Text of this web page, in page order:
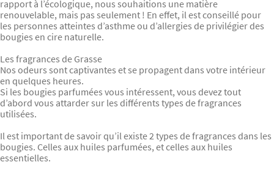
rapport à l’écologique, nous souhaitions une matière
renouvelable, mais pas seulement ! En effet, il est conseillé pour
les personnes atteintes d’asthme ou d’allergies de privilégier des
bougies en cire naturelle.
Les fragrances de Grasse
Nos odeurs sont captivantes et se propagent dans votre intérieur
en quelques heures.
Si les bougies parfumées vous intéressent, vous devez tout
d’abord vous attarder sur les différents types de fragrances
utilisées.
Il est important de savoir qu’il existe 2 types de fragrances dans les
bougies. Celles aux huiles parfumées, et celles aux huiles
essentielles.